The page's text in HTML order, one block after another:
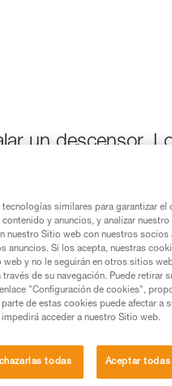
un descensor.
inverso del
antes de
comprender
Confirme a
total seguridad,
similares para garantizar el
y anuncios, y analizar
nuestro Sitio web con nuestros socios
anuncios. Si los acepta, nuestras
y no le seguirán en otros sitios
de su navegación. Puede retirar
"Configuración de cookies",
de estas cookies puede afectar a
acceder a nuestro Sitio web.
todas Aceptar